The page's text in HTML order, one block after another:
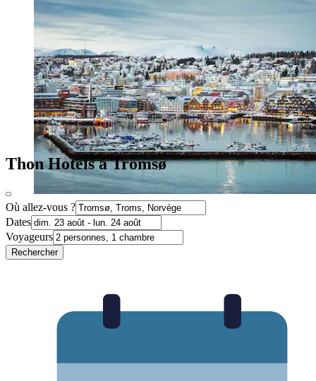
Thon Hotels à Tromsø
Où allez-vous ?
Dates
Voyageurs
Rechercher